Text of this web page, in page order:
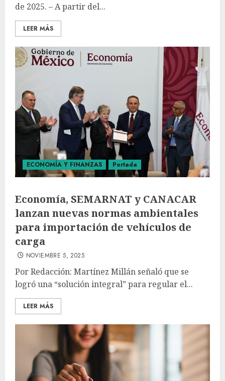
de 2025. – A partir del...
LEER MÁS
ECONOMÍA Y FINANZAS Portada
Economía, SEMARNAT y CANACAR
lanzan nuevas normas ambientales
para importación de vehículos de
carga
NOVIEMBRE 5, 2025
Por Redacción: Martínez Millán señaló que se
logró una “solución integral” para regular el...
LEER MÁS